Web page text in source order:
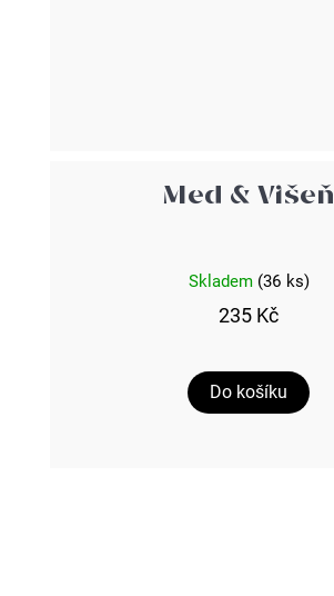
Med & Višeň
Skladem (36 ks)
235 Kč
Do košíku